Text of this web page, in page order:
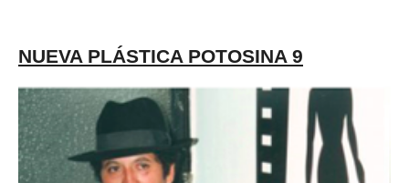
NUEVA PLÁSTICA POTOSINA 9